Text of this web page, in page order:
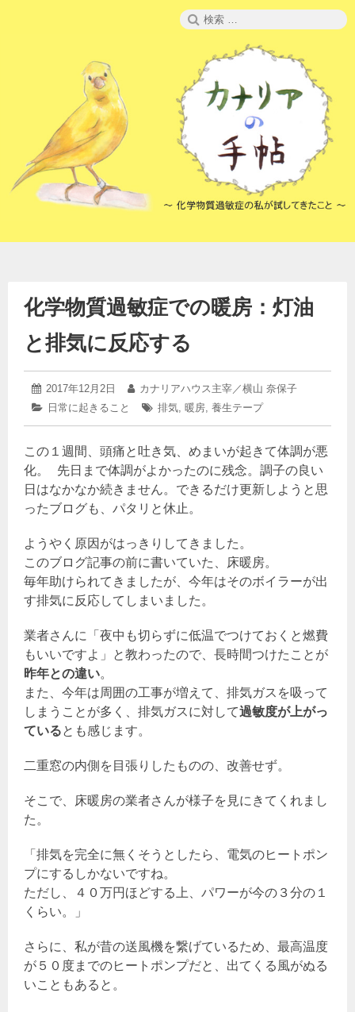
検
索:
化学物質過敏症での暖房：灯油
と排気に反応する
投
稿
2017年12月2日
2019
4
月
日
投
稿
カナリアハウス主宰／横山 奈保子
カ
リ
ー:
日常に起きること
タ
排気, 暖房, 養生テープ
この１週間、頭痛と吐き気、めまいが起きて体調が悪
化。 先日まで体調がよかったのに残念。調子の良い
日はなかなか続きません。できるだけ更新しようと思
ったブログも、パタリと休止。
ようやく原因がはっきりしてきました。
このブログ記事の前に書いていた、床暖房。
毎年助けられてきましたが、今年はそのボイラーが出
す排気に反応してしまいました。
業者さんに「夜中も切らずに低温でつけておくと燃費
もいいですよ」と教わったので、長時間つけたことが
昨年との違い。
また、今年は周囲の工事が増えて、排気ガスを吸って
しまうことが多く、排気ガスに対して過敏度が上がっ
ているとも感じます。
二重窓の内側を目張りしたものの、改善せず。
そこで、床暖房の業者さんが様子を見にきてくれまし
た。
「排気を完全に無くそうとしたら、電気のヒートポン
プにするしかないですね。
ただし、４０万円ほどする上、パワーが今の３分の１
くらい。」
さらに、私が昔の送風機を繋げているため、最高温度
が５０度までのヒートポンプだと、出てくる風がぬる
いこともあると。